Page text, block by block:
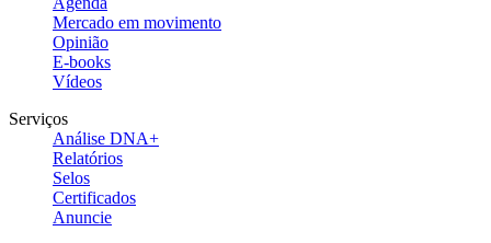
Mercado em movimento
Opinião
E-books
Vídeos
Serviços
Análise DNA+
Relatórios
Selos
Certificados
Anuncie